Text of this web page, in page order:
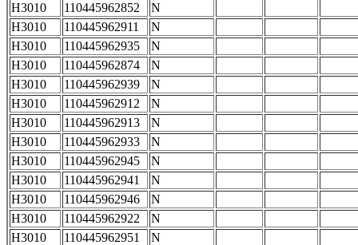
H3010
110445962852
N
H3010
110445962911
N
H3010
110445962935
N
H3010
110445962874
N
H3010
110445962939
N
H3010
110445962912
N
H3010
110445962913
N
H3010
110445962933
N
H3010
110445962945
N
H3010
110445962941
N
H3010
110445962946
N
H3010
110445962922
N
H3010
110445962951
N